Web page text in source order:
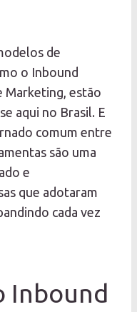
de
o Inbound
Marketing, estão
aqui no Brasil. E
comum entre
são uma
e
que adotaram
cada vez
Inbound